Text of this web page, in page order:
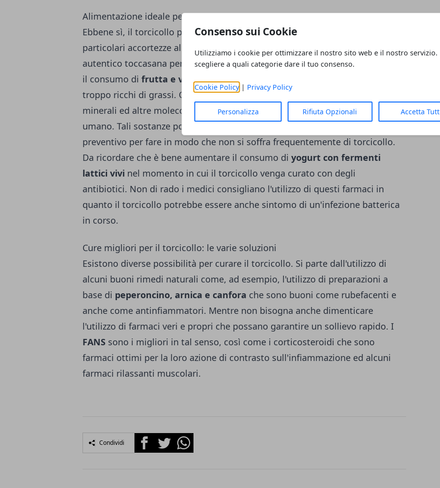
Consenso sui Cookie
Utilizziamo i cookie per ottimizzare il nostro sito web e il nostro servizio.
scegliere a quali categorie dare il tuo consenso.
Cookie Policy| Privacy Policy
Personalizza Rifiuta Opzionali Accetta
Alimentazione ideale per il torcicollo
Ebbene sì, il torcicollo può essere opportunamente curato anche con delle
particolari accortezze alimentari. Ci sono dei cibi che possono essere un
autentico toccasana per la salute dell'uomo. Sarebbe preferibile aumentare
il consumo di frutta e verdurain primis mentre andrebbero evitati alimenti
troppo ricchi di grassi. Questo perché questa alimentazione garantirebbe
minerali ed altre molecole di fondamentale importanza per l'organismo
umano. Tali sostanze possono essere di grande aiuto soprattutto a scopo
preventivo per fare in modo che non si soffra frequentemente di torcicollo.
Da ricordare che è bene aumentare il consumo di yogurt con fermenti
lattici vivi nel momento in cui il torcicollo venga curato con degli
antibiotici. Non di rado i medici consigliano l'utilizzo di questi farmaci in
quanto il torcicollo potrebbe essere anche sintomo di un'infezione batterica
in corso.
Cure migliori per il torcicollo: le varie soluzioni
Esistono diverse possibilità per curare il torcicollo. Si parte dall'utilizzo di
alcuni buoni rimedi naturali come, ad esempio, l'utilizzo di preparazioni a
base di peperoncino, arnica e canfora che sono buoni come rubefacenti e
anche come antinfiammatori. Mentre non bisogna anche dimenticare
l'utilizzo di farmaci veri e propri che possano garantire un sollievo rapido. I
FANS sono i migliori in tal senso, così come i corticosteroidi che sono
farmaci ottimi per la loro azione di contrasto sull'infiammazione ed alcuni
farmaci rilassanti muscolari.
Condividi FacebookTwitterWhatsapp